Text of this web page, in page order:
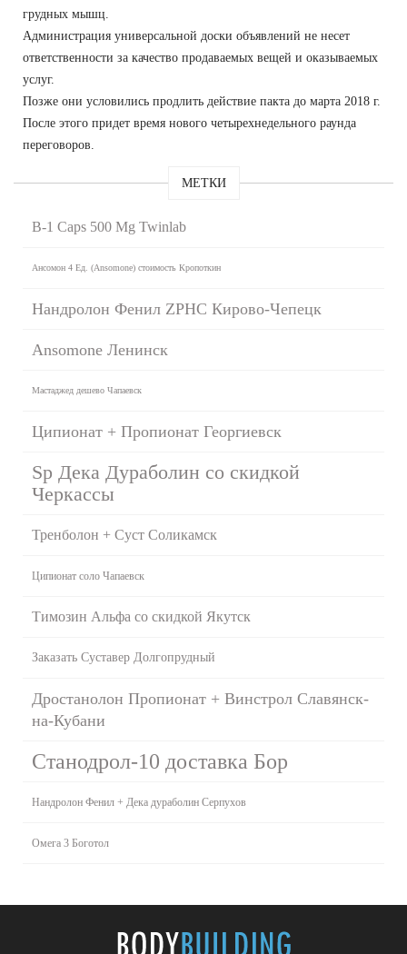
грудных мышц.
Администрация универсальной доски объявлений не несет
ответственности за качество продаваемых вещей и оказываемых
услуг.
Позже они условились продлить действие пакта до марта 2018 г.
После этого придет время нового четырехнедельного раунда
переговоров.
МЕТКИ
B-1 Caps 500 Mg Twinlab
Ансомон 4 Ед. (Ansomone) стоимость Кропоткин
Нандролон Фенил ZPHC Кирово-Чепецк
Ansomone Ленинск
Мастаджед дешево Чапаевск
Ципионат + Пропионат Георгиевск
Sp Дека Дураболин со скидкой
Черкассы
Тренболон + Суст Соликамск
Ципионат соло Чапаевск
Tимозин Альфа со скидкой Якутск
Заказать Суставер Долгопрудный
Дростанолон Пропионат + Винстрол Славянск-
на-Кубани
Станодрол-10 доставка Бор
Нандролон Фенил + Дека дураболин Серпухов
Омега 3 Боготол